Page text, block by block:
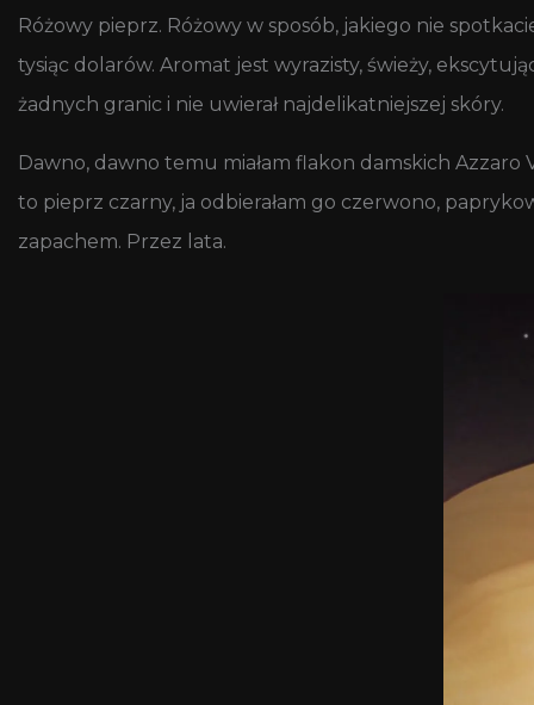
Różowy pieprz. Różowy w sposób, jakiego nie
tysiąc dolarów. Aromat jest wyrazisty, świeży,
żadnych granic i nie uwierał najdelikatniejszej skóry.
Dawno, dawno temu miałam flakon damskich Azzaro
to pieprz czarny, ja odbierałam go czerwono,
zapachem. Przez lata.